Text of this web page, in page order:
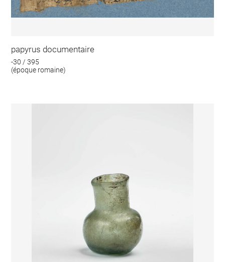
papyrus documentaire
-30 / 395
(époque romaine)